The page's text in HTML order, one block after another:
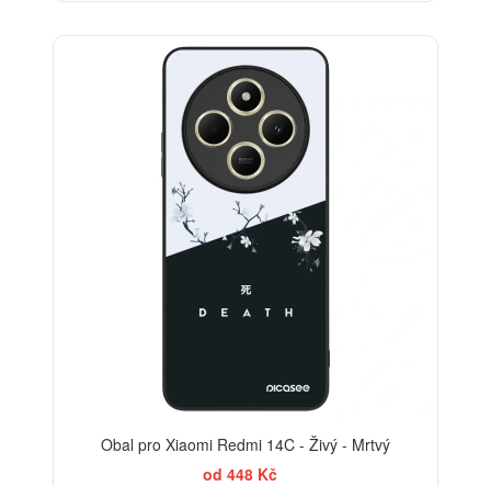
Obal pro Xiaomi Redmi 14C - Živý - Mrtvý
od 448 Kč